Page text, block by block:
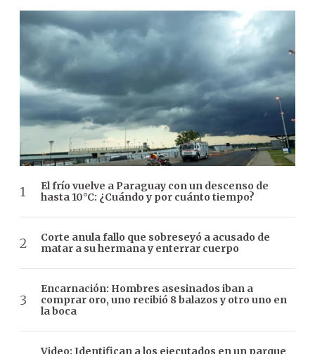
El frío vuelve a Paraguay con un descenso de
hasta 10°C: ¿Cuándo y por cuánto tiempo?
Corte anula fallo que sobreseyó a acusado de
matar a su hermana y enterrar cuerpo
Encarnación: Hombres asesinados iban a
comprar oro, uno recibió 8 balazos y otro uno en
la boca
Video: Identifican a los ejecutados en un parque